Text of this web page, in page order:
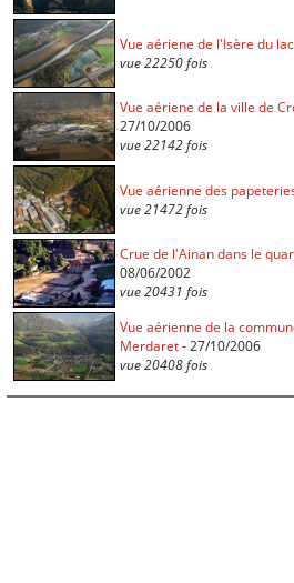
Vue aériene de l'Isère du
vue 22250 fois
Vue aériene de la ville de
27/10/2006
vue 22142 fois
Vue aérienne des
vue 21472 fois
Crue de l'Ainan dans le
08/06/2002
vue 20431 fois
Vue aérienne de la
Merdaret- 27/10/2006
vue 20408 fois